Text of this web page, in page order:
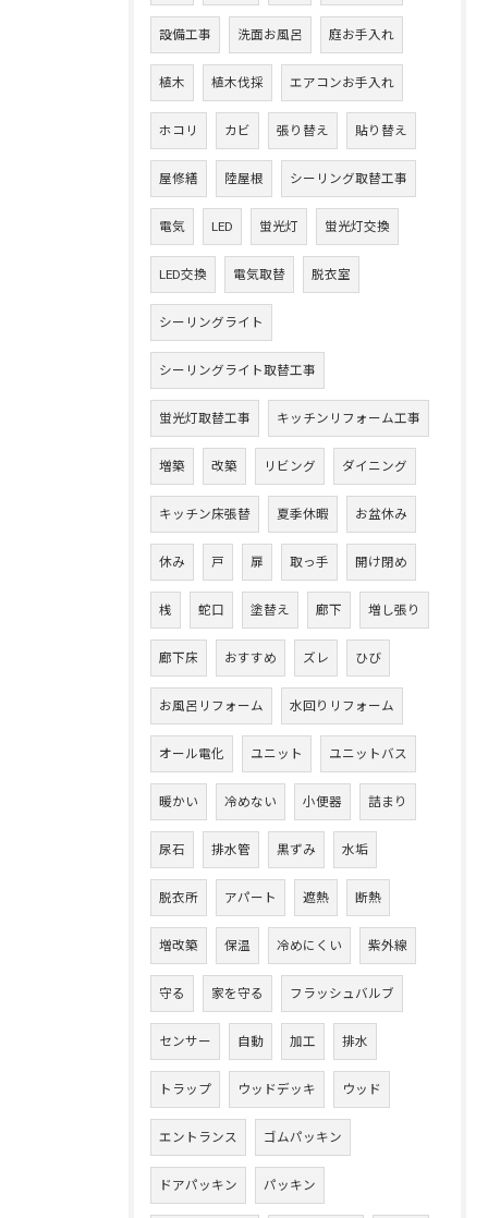
設備工事 洗面お風呂 庭お手入れ
植木 植木伐採 エアコンお手入れ
ホコリ カビ 張り替え 貼り替え
屋修繕 陸屋根 シーリング取替工事
電気 LED 蛍光灯 蛍光灯交換
LED交換 電気取替 脱衣室
シーリングライト
シーリングライト取替工事
蛍光灯取替工事 キッチンリフォーム工事
増築 改築 リビング ダイニング
キッチン床張替 夏季休暇 お盆休み
休み 戸 扉 取っ手 開け閉め
桟 蛇口 塗替え 廊下 増し張り
廊下床 おすすめ ズレ ひび
お風呂リフォーム 水回りリフォーム
オール電化 ユニット ユニットバス
暖かい 冷めない 小便器 詰まり
尿石 排水管 黒ずみ 水垢
脱衣所 アパート 遮熱 断熱
増改築 保温 冷めにくい 紫外線
守る 家を守る フラッシュバルブ
センサー 自動 加工 排水
トラップ ウッドデッキ ウッド
エントランス ゴムパッキン
ドアパッキン パッキン